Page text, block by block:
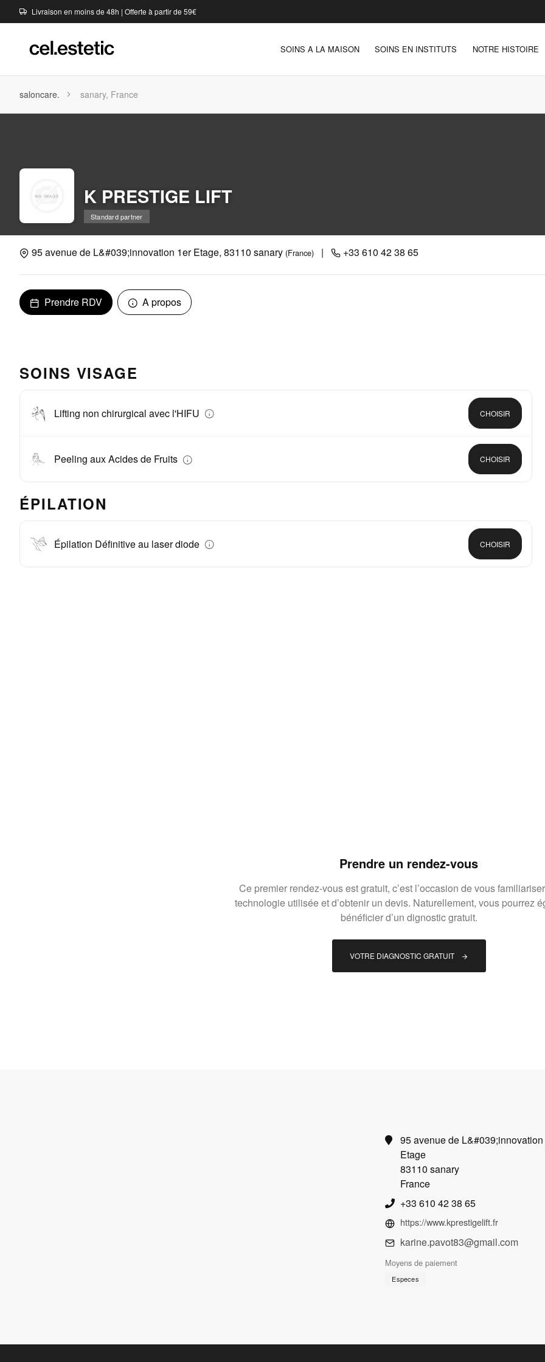
Livraison en moins de 48h | Offerte à partir de 59€
SOINS A LA MAISON SOINS EN INSTITUTS NOTRE HISTOIRE
saloncare. sanary, France
K PRESTIGE LIFT
Standard partner
95 avenue de L&#039;innovation 1er Etage, 83110 sanary (France) | +33 610 42 38 65
Prendre RDV A propos
SOINS VISAGE
Lifting non chirurgical avec l'HIFU CHOISIR
Peeling aux Acides de Fruits CHOISIR
ÉPILATION
Épilation Définitive au laser diode CHOISIR
Prendre un rendez-vous
Ce premier rendez-vous est gratuit, c’est l’occasion de vous
technologie utilisée et d’obtenir un devis. Naturellement, vous pourrez
bénéficier d’un dignostic gratuit.
VOTRE DIAGNOSTIC GRATUIT
95 avenue de
Etage
83110 sanary
France
+33 610 42 38 65
https://www.kprestigelift.fr
karine.pavot83@gmail.com
Moyens de paiement
Especes